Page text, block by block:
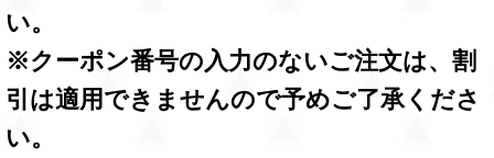
い。
※クーポン番号の入力のないご注文は、割
引は適用できませんので予めご了承くださ
い。